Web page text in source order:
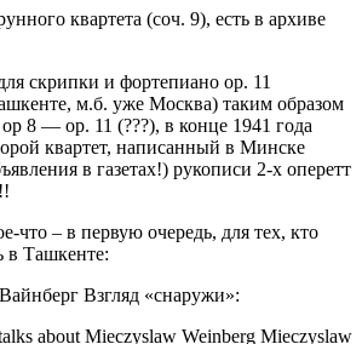
квартета (соч. 9), есть в архиве
скрипки и фортепиано ор. 11
м.б. уже Москва) таким образом
8 — ор. 11 (???), в конце 1941 года
квартет, написанный в Минске
в газетах!) рукописи 2-х оперетт
что – в первую очередь, для тех, кто
в Ташкенте:
Взгляд «снаружи»:
about Mieczyslaw Weinberg Mieczyslaw